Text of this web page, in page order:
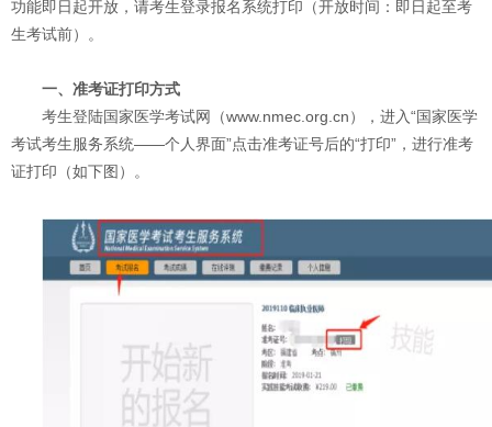
功能即日起开放，请考生登录报名系统打印（开放时间：即日起至考
生考试前）。
一、准考证打印方式
考生登陆国家医学考试网（www.nmec.org.cn），进入“国家医学
考试考生服务系统——个人界面”点击准考证号后的“打印”，进行准考
证打印（如下图）。